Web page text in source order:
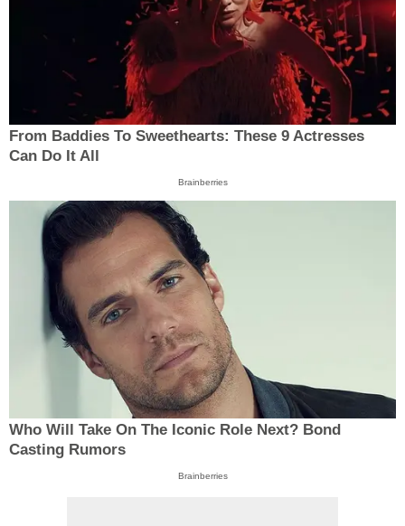
From Baddies To Sweethearts: These 9 Actresses
Can Do It All
Brainberries
Who Will Take On The Iconic Role Next? Bond
Casting Rumors
Brainberries